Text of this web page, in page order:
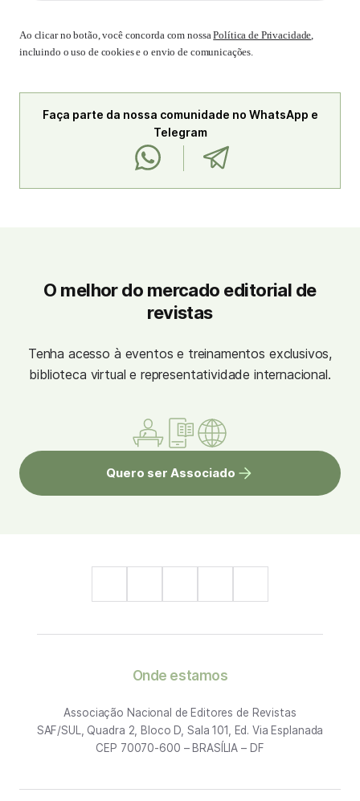
Ao clicar no botão, você concorda com nossaPolítica de Privacidade,
incluindo o uso de cookies e o envio de comunicações.
Faça parte da nossa comunidade no WhatsApp e
Telegram
O melhor do mercado editorial de
revistas
Tenha acesso à eventos e treinamentos exclusivos,
biblioteca virtual e representatividade internacional.
Quero ser Associado
Onde estamos
Associação Nacional de Editores de Revistas
SAF/SUL, Quadra 2, Bloco D, Sala 101, Ed. Via Esplanada
CEP 70070-600 – BRASÍLIA – DF